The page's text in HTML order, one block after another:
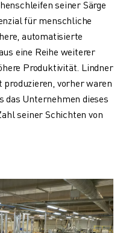
seiner Särge
für menschliche
automatisierte
eine Reihe weiterer
Produktivität. Lindner
produzieren, vorher waren
das Unternehmen dieses
seiner Schichten von